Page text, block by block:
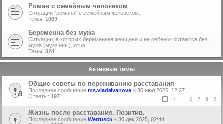
Роман с семейным человеком
Ситуации "романа" с семейным человеком.
Темы: 1069
Беременна без мужа
Ситуации, в которых беременная женщина и ее ребенок остаются без
мужа (мужчины), отца.
Темы: 324
Активные темы
Общие советы по переживанию расставания
Последнее сообщение ms.vladaivanova « 30 июл 2026, 12:27
Ответы: 197 1 6 7 8 9
Жизнь после расставания. Позитив.
Последнее сообщение Wetrusch « 30 дек 2025, 02:44